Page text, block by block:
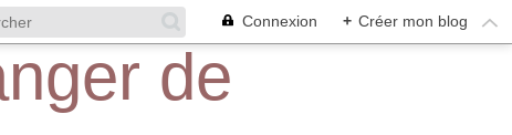
Connexion + Créer mon blog